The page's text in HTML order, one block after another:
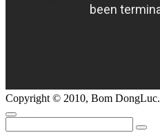
Copyright © 2010, Bom DongLuc.